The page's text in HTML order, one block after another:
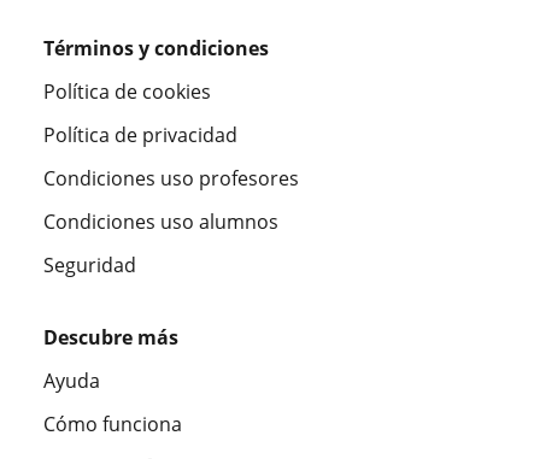
Términos y condiciones
Política de cookies
Política de privacidad
Condiciones uso profesores
Condiciones uso alumnos
Seguridad
Descubre más
Ayuda
Cómo funciona